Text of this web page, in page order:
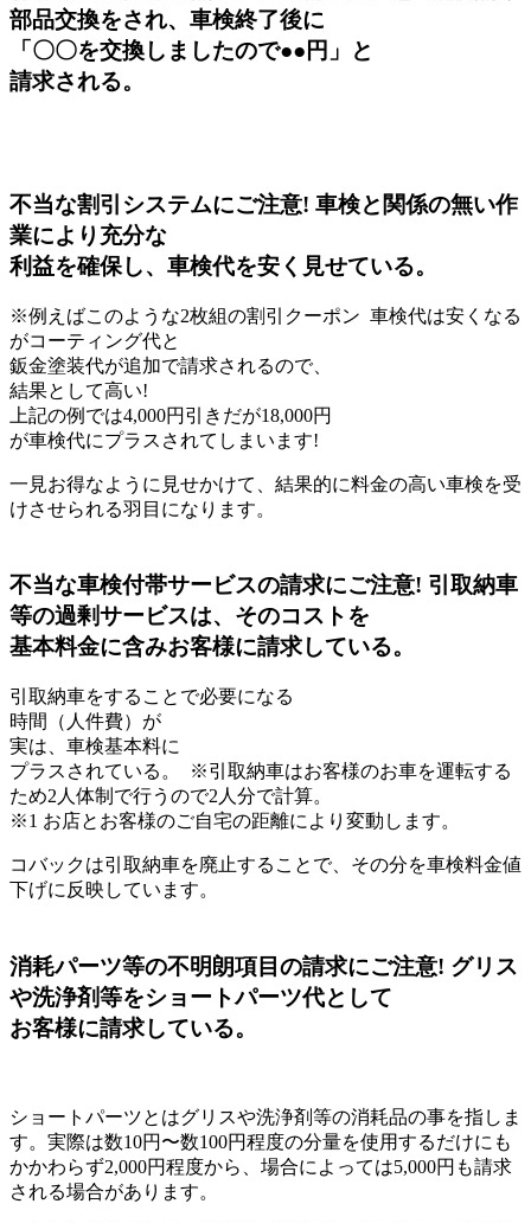
部品交換をされ、車検終了後に
「〇〇を交換しましたので●●円」と
請求される。
不当な割引システムにご注意! 車検と関係の無い作
業により充分な
利益を確保し、車検代を安く見せている。
※例えばこのような2枚組の割引クーポン 車検代は安くなる
がコーティング代と
鈑金塗装代が追加で請求されるので、
結果として高い!
上記の例では4,000円引きだが18,000円
が車検代にプラスされてしまいます!
一見お得なように見せかけて、結果的に料金の高い車検を受
けさせられる羽目になります。
不当な車検付帯サービスの請求にご注意! 引取納車
等の過剰サービスは、そのコストを
基本料金に含みお客様に請求している。
引取納車をすることで必要になる
時間（人件費）が
実は、車検基本料に
プラスされている。
※引取納車はお客様のお車を運転する
ため2人体制で行うので2人分で計算。
※1 お店とお客様のご自宅の距離により変動します。
コバックは引取納車を廃止することで、その分を車検料金値
下げに反映しています。
消耗パーツ等の不明朗項目の請求にご注意! グリス
や洗浄剤等をショートパーツ代として
お客様に請求している。
ショートパーツとはグリスや洗浄剤等の消耗品の事を指しま
す。実際は数10円〜数100円程度の分量を使用するだけにも
かかわらず2,000円程度から、場合によっては5,000円も請求
される場合があります。